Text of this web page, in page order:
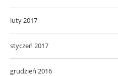
luty 2017
styczeń 2017
grudzień 2016